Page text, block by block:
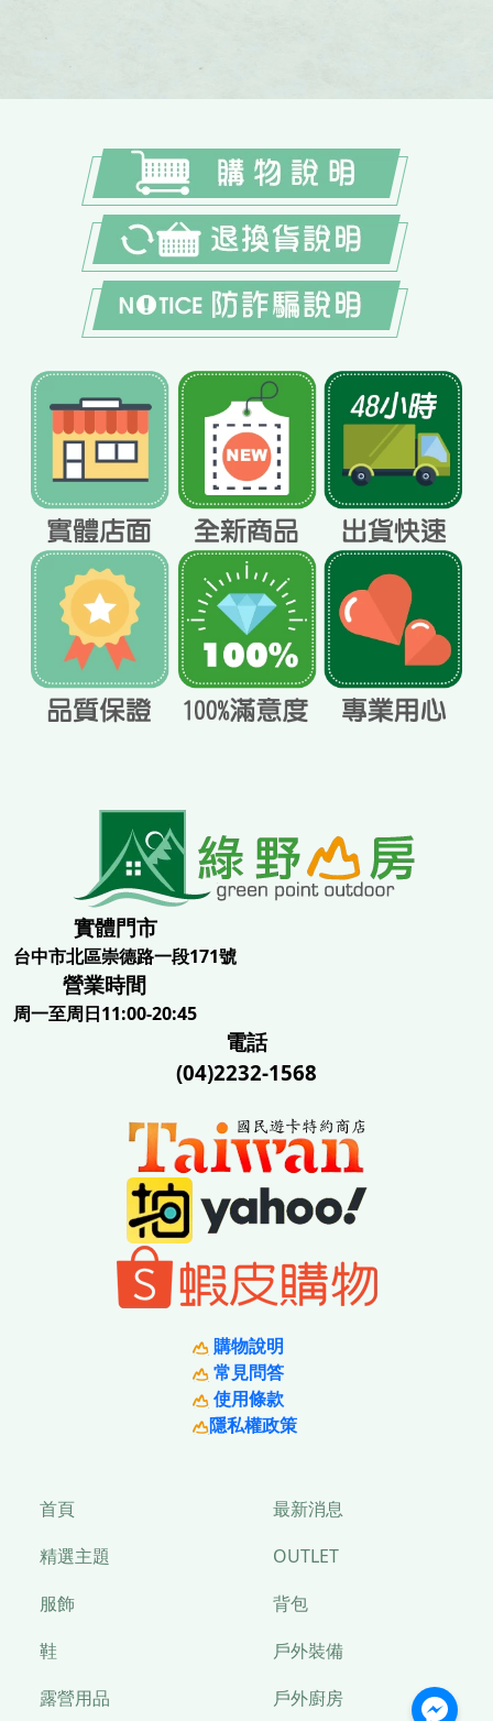
實體門市
台中市北區崇德路一段171號
營業時間
周一至周日11:00-20:45
電話
(04)2232-1568
購物說明
常見問答
使用條款
隱私權政策
首頁
最新消息
精選主題
OUTLET
服飾
背包
鞋
戶外裝備
露營用品
戶外廚房